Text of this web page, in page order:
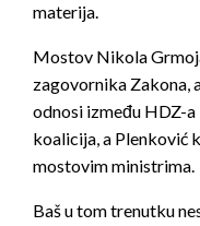
materija.
Mostov Nikola
zagovornika Zakona,
odnosi između HDZ-a
koalicija, a Plenković
mostovim ministrima.
Baš u tom trenutku